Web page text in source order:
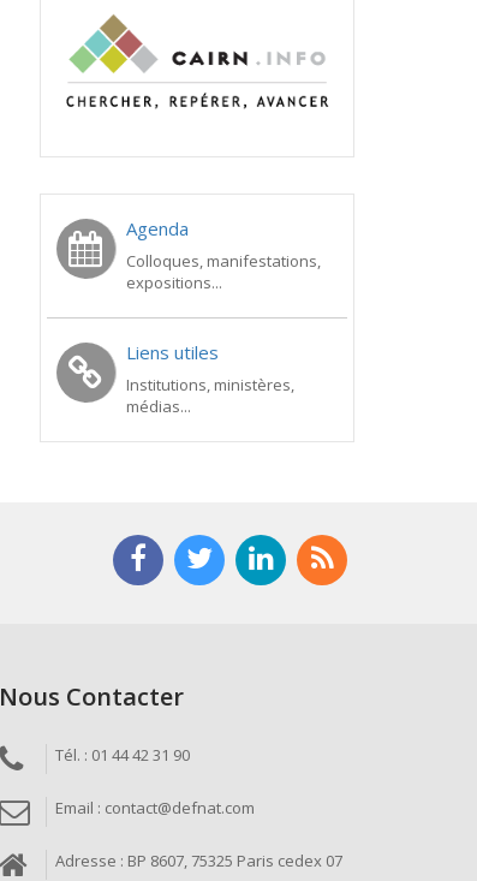
Agenda
Colloques, manifestations,
expositions...
Liens utiles
Institutions, ministères,
médias...
Nous Contacter
Tél. : 01 44 42 31 90
Email : contact@defnat.com
Adresse : BP 8607, 75325 Paris cedex 07